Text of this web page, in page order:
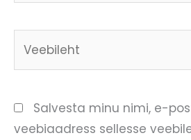
Salvesta minu nimi, e-
veebiaadress sellesse